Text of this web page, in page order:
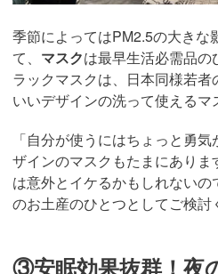
季節によってはPM2.5の大きな
て、 マスクは最早生活必需品
ラックマスクは、日本同様若
いいデザインの洗って使えるマ
「自分が使うにはちょっと勇
ザインのマスクもたまにあり
は意外とイケるかもしれない
のお土産のひとつとしてご検討
③安眠効果抜群！夜